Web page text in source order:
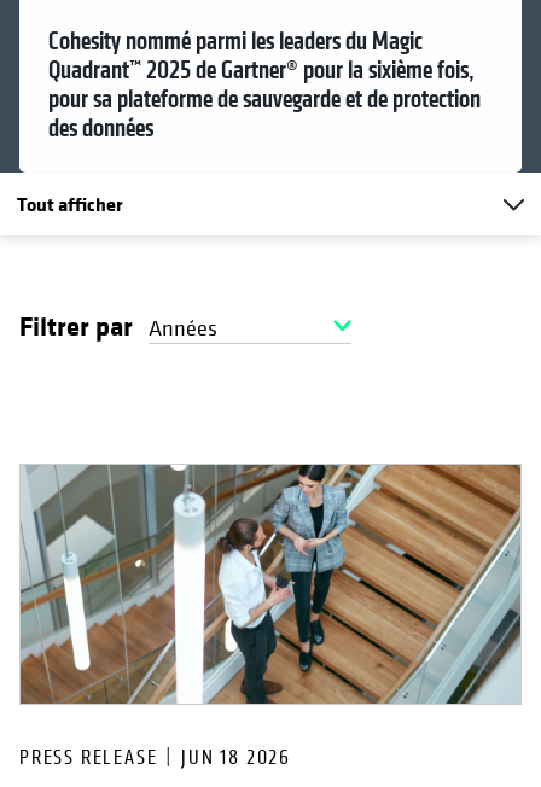
Cohesity nommé parmi les leaders du Magic
Quadrant™ 2025 de Gartner® pour la sixième fois,
pour sa plateforme de sauvegarde et de protection
des données
Tout afficher
Filtrer par Années
PRESS RELEASE JUN 18 2026